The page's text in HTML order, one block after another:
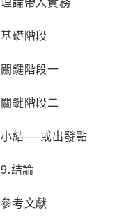
基礎階段
關鍵階段一
關鍵階段二
小結──或出發點
9.結論
參考文獻